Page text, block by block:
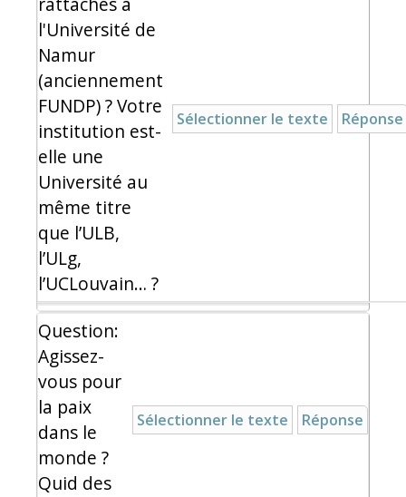
l'Université de
Namur
(anciennement
FUNDP) ? Votre
institution est-
elle une
Université au
même titre
que l’ULB,
l’ULg,
l’UCLouvain… ?
Sélectionner le texte Réponse
Question:
Agissez-
vous pour
la paix
dans le
monde ?
Quid des
Sélectionner le texte Réponse